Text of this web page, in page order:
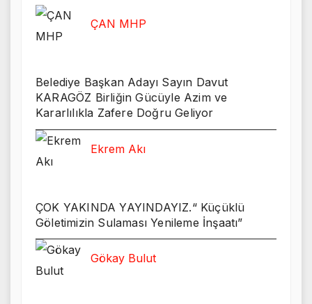
ÇAN MHP
Belediye Başkan Adayı Sayın Davut
KARAGÖZ Birliğin Gücüyle Azim ve
Kararlılıkla Zafere Doğru Geliyor
Ekrem Akı
ÇOK YAKINDA YAYINDAYIZ.“ Küçüklü
Göletimizin Sulaması Yenileme İnşaatı”
Gökay Bulut